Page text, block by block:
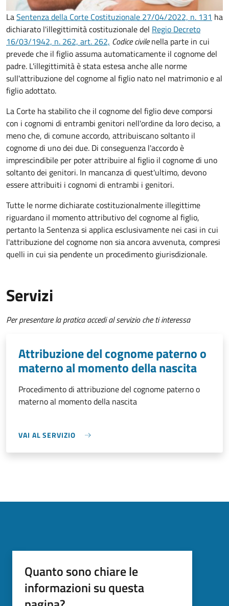
LaSentenza della Corte Costituzionale 27/04/2022, n. 131 ha
dichiarato l'illegittimità costituzionale del Regio Decreto
16/03/1942, n. 262, art. 262, Codice civilenella parte in cui
prevede che il figlio assuma automaticamente il cognome del
padre. L'illegittimità è stata estesa anche alle norme
sull'attribuzione del cognome al figlio nato nel matrimonio e al
figlio adottato.
La Corte ha stabilito che il cognome del figlio deve comporsi
con i cognomi di entrambi genitori nell'ordine da loro deciso, a
meno che, di comune accordo, attribuiscano soltanto il
cognome di uno dei due. Di conseguenza l'accordo è
imprescindibile per poter attribuire al figlio il cognome di uno
soltanto dei genitori. In mancanza di quest'ultimo, devono
essere attribuiti i cognomi di entrambi i genitori.
Tutte le norme dichiarate costituzionalmente illegittime
riguardano il momento attributivo del cognome al figlio,
pertanto la Sentenza si applica esclusivamente nei casi in cui
l'attribuzione del cognome non sia ancora avvenuta, compresi
quelli in cui sia pendente un procedimento giurisdizionale.
Servizi
Per presentare la pratica accedi al servizio che ti interessa
Attribuzione del cognome paterno o
materno al momento della nascita
Procedimento di attribuzione del cognome paterno o
materno al momento della nascita
VAI AL SERVIZIO
Quanto sono chiare le
informazioni su questa